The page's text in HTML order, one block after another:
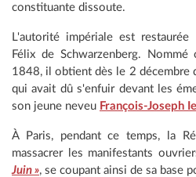
constituante dissoute.
L'autorité impériale est
Félix de Schwarzenberg.
1848, il obtient dès le 2 décembre
qui avait dû s'enfuir devant les
son jeune neveu François-Joseph
À Paris, pendant ce temps, la
massacrer les manifestants
Juin », se coupant ainsi de sa base